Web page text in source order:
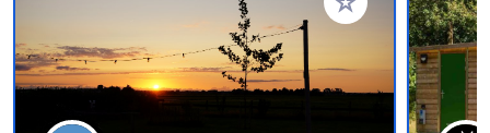
Voeg toe aan je